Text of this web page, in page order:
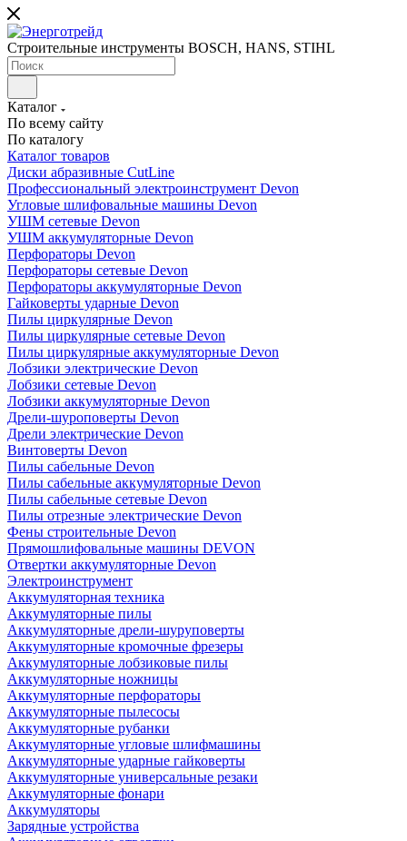
Строительные инструменты BOSCH, HANS, STIHL
Каталог
По всему сайту
По каталогу
Каталог товаров
Диски абразивные CutLine
Профессиональный электроинструмент Devon
Угловые шлифовальные машины Devon
УШМ сетевые Devon
УШМ аккумуляторные Devon
Перфораторы Devon
Перфораторы сетевые Devon
Перфораторы аккумуляторные Devon
Гайковерты ударные Devon
Пилы циркулярные Devon
Пилы циркулярные сетевые Devon
Пилы циркулярные аккумуляторные Devon
Лобзики электрические Devon
Лобзики сетевые Devon
Лобзики аккумуляторные Devon
Дрели-шуроповерты Devon
Дрели электрические Devon
Винтоверты Devon
Пилы сабельные Devon
Пилы сабельные аккумуляторные Devon
Пилы сабельные сетевые Devon
Пилы отрезные электрические Devon
Фены строительные Devon
Прямошлифовальные машины DEVON
Отвертки аккумуляторные Devon
Электроинструмент
Аккумуляторная техника
Аккумуляторные пилы
Аккумуляторные дрели-шуруповерты
Аккумуляторные кромочные фрезеры
Аккумуляторные лобзиковые пилы
Аккумуляторные ножницы
Аккумуляторные перфораторы
Аккумуляторные пылесосы
Аккумуляторные рубанки
Аккумуляторные угловые шлифмашины
Аккумуляторные ударные гайковерты
Аккумуляторные универсальные резаки
Аккумуляторные фонари
Аккумуляторы
Зарядные устройства